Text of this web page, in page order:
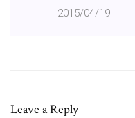
2015/04/19
Leave a Reply